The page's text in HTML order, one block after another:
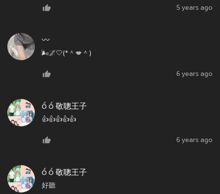
5 years ago
〰️
🌬🌌🤍(*＾💋＾)
6 years ago
  敬聰王子
👍👍👍👍👍
6 years ago
  敬聰王子
好聽